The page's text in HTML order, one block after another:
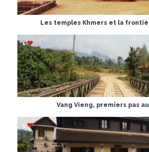
Les temples Khmers et la
1
Vang Vieng, premiers pas
1